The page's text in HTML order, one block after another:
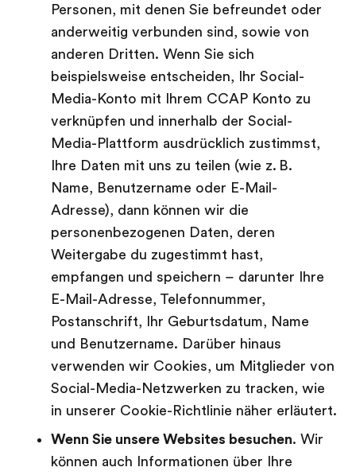
Personen, mit denen Sie befreundet oder
anderweitig verbunden sind, sowie von
anderen Dritten. Wenn Sie sich
beispielsweise entscheiden, Ihr Social-
Media-Konto mit Ihrem CCAP Konto zu
verknüpfen und innerhalb der Social-
Media-Plattform ausdrücklich zustimmst,
Ihre Daten mit uns zu teilen (wie z. B.
Name, Benutzername oder E-Mail-
Adresse), dann können wir die
personenbezogenen Daten, deren
Weitergabe du zugestimmt hast,
empfangen und speichern – darunter Ihre
E-Mail-Adresse, Telefonnummer,
Postanschrift, Ihr Geburtsdatum, Name
und Benutzername. Darüber hinaus
verwenden wir Cookies, um Mitglieder von
Social-Media-Netzwerken zu tracken, wie
in unserer Cookie-Richtlinie näher erläutert.
Wenn Sie unsere Websites besuchen. Wir
können auch Informationen über Ihre